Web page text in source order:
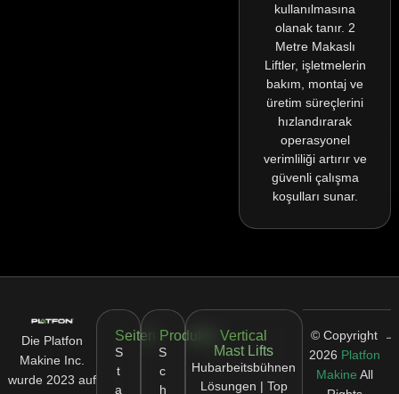
kullanılmasına
olanak tanır. 2
Metre Makaslı
Liftler, işletmelerin
bakım, montaj ve
üretim süreçlerini
hızlandırarak
operasyonel
verimliliği artırır ve
güvenli çalışma
koşulları sunar.
Die Platfon
Makine Inc.
wurde 2023 auf
Seiten
S
t
a
Produkte
S
c
h
Vertical
Mast Lifts
Hubarbeitsbühnen
Lösungen | Top
© Copyright
2026 Platfon
Makine All